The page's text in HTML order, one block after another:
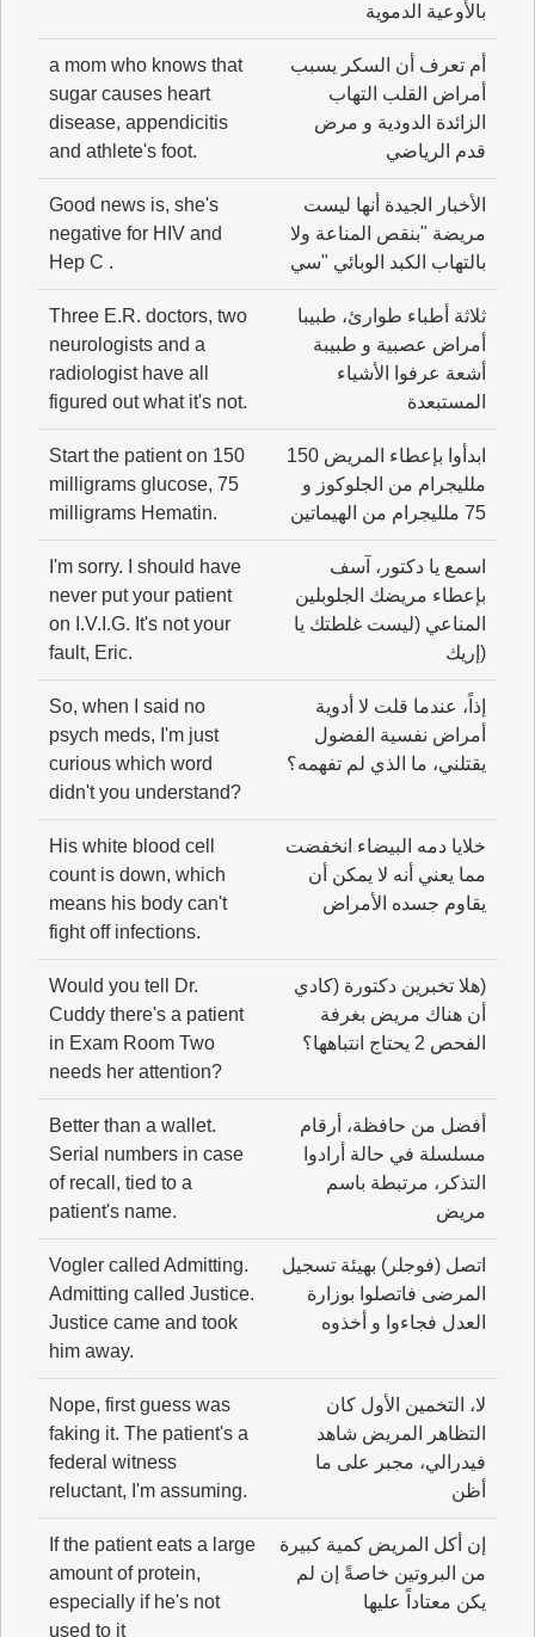
بالأوعية الدموية
أم تعرف أن السكر يسبب
أمراض القلب التهاب
الزائدة الدودية و مرض
قدم الرياضي
a mom who knows that
sugar causes heart
disease, appendicitis
and athlete's foot.
الأخبار الجيدة أنها ليست
مريضة "بنقص المناعة ولا
بالتهاب الكبد الوبائي "سي
Good news is, she's
negative for HIV and
Hep C .
ثلاثة أطباء طوارئ، طبيبا
أمراض عصبية و طبيبة
أشعة عرفوا الأشياء
المستبعدة
Three E.R. doctors, two
neurologists and a
radiologist have all
figured out what it's not.
ابدأوا بإعطاء المريض 150
ملليجرام من الجلوكوز و
75 ملليجرام من الهيماتين
Start the patient on 150
milligrams glucose, 75
milligrams Hematin.
اسمع يا دكتور، آسف
بإعطاء مريضك الجلوبلين
المناعي (ليست غلطتك يا
(إريك
I'm sorry. I should have
never put your patient
on I.V.I.G. It's not your
fault, Eric.
إذاً، عندما قلت لا أدوية
أمراض نفسية الفضول
يقتلني، ما الذي لم تفهمه؟
So, when I said no
psych meds, I'm just
curious which word
didn't you understand?
خلايا دمه البيضاء انخفضت
مما يعني أنه لا يمكن أن
يقاوم جسده الأمراض
His white blood cell
count is down, which
means his body can't
fight off infections.
(هلا تخبرين دكتورة (كادي
أن هناك مريض بغرفة
الفحص 2 يحتاج انتباهها؟
Would you tell Dr.
Cuddy there's a patient
in Exam Room Two
needs her attention?
أفضل من حافظة، أرقام
مسلسلة في حالة أرادوا
التذكر، مرتبطة باسم
مريض
Better than a wallet.
Serial numbers in case
of recall, tied to a
patient's name.
اتصل (فوجلر) بهيئة تسجيل
المرضى فاتصلوا بوزارة
العدل فجاءوا و أخذوه
Vogler called Admitting.
Admitting called Justice.
Justice came and took
him away.
لا، التخمين الأول كان
التظاهر المريض شاهد
فيدرالي، مجبر على ما
أظن
Nope, first guess was
faking it. The patient's a
federal witness
reluctant, I'm assuming.
إن أكل المريض كمية كبيرة
من البروتين خاصةً إن لم
يكن معتاداً عليها
If the patient eats a large
amount of protein,
especially if he's not
used to it